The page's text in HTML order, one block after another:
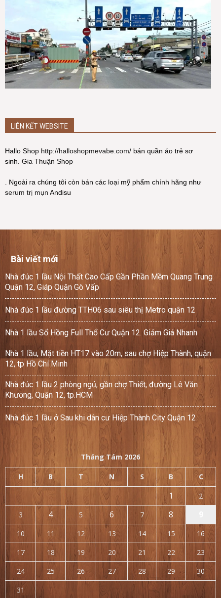
LIÊN KẾT WEBSITE
Hallo Shop http://halloshopmevabe.com/ bán quần áo trẻ sơ
sinh. Gia Thuận Shop
. Ngoài ra chúng tôi còn bán các loại mỹ phẩm chính hãng như
serum trị mụn Andisu
Bài viết mới
Nhà đúc 1 lầu Nội Thất Cao Cấp Gần Phần Mềm Quang Trung
Quận 12, Giáp Quận Gò Vấp
Nhà đúc 1 lầu đường TTH06 sau siêu thị Metro quận 12
Nhà 1 lầu Sổ Hồng Full Thổ Cư Quận 12. Giảm Giá Nhanh
Nhà 1 lầu, Mặt tiền HT17 vào 20m, sau chợ Hiệp Thành, quận
12, tp Hồ Chí Minh
Nhà đúc 1 lầu 2 phòng ngủ, gần chợ Thiết, đường Lê Văn
Khương, Quận 12, tp.HCM
Nhà đúc 1 lầu ở Sau khi dân cư Hiệp Thành City Quận 12
Tháng Tám 2026
H B T N S B C
1
2
3
4 5 6 7 8
10 11 12 13 14 15
16
17
18 19 20 21 22
23
24
25 26 27 28 29
30
31